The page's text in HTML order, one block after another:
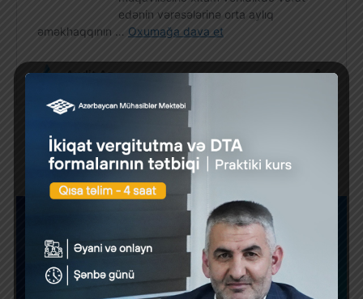
Previous Post